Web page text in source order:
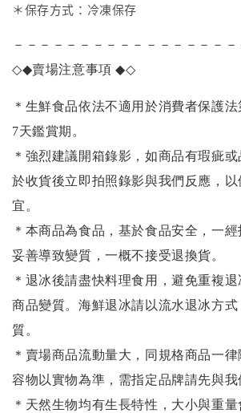
＊保存方式：冷凍保存
－－－－－－－－－－－－－－－－－
◇◆賣場注意事項◆◇
＊生鮮食品依法不適用於消費者保護
7天鑑賞期。
＊強烈建議開箱錄影，如商品有瑕疵
於收貨後立即拍照錄影與我們反應，
宜。
＊本商品為食品，基於食品安全，一
妥善導致變質，一概不接受退換貨。
＊退冰後請盡快料理食用，避免重複
商品變質。海鮮退冰請以流水退冰方式
質。
＊賣場商品流動量大，同規格商品一
容物以實物為準，需指定品牌請先與我
＊天然生物均有生長特性，大小與重